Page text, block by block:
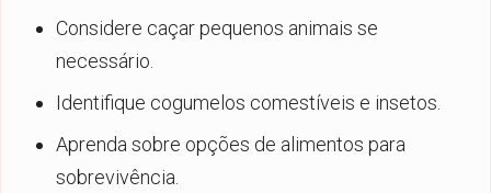
Considere caçar pequenos animais se
necessário.
Identifique cogumelos comestíveis e insetos.
Aprenda sobre opções de alimentos para
sobrevivência.